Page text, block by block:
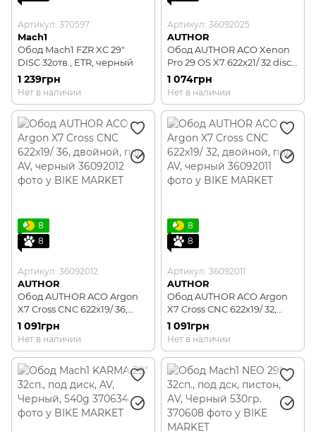
Артикул: 370597
Mach1
Обод Mach1 FZR XC 29"
DISC 32отв., ETR, черный
1 239грн
Нет в наличии
Артикул: 36092025
AUTHOR
Обод AUTHOR ACO Xenon
Pro 29 OS X7 622x21/ 32 disc,
двойной, под FV, черный
1 074грн
Нет в наличии
8
8
Артикул: 36092012
AUTHOR
Обод AUTHOR ACO Argon
X7 Cross CNC 622x19/ 36,
двойной, под AV, черный
1 091грн
Нет в наличии
8
8
Артикул: 36092011
AUTHOR
Обод AUTHOR ACO Argon
X7 Cross CNC 622x19/ 32,
двойной, под AV, черный
1 091грн
Нет в наличии